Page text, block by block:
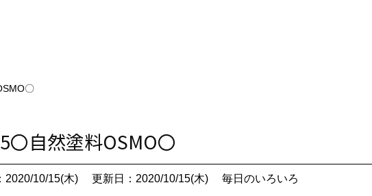
〇
〇自然塗料OSMO〇
2020/10/15(木) 更新日：2020/10/15(木) 毎日のいろいろ